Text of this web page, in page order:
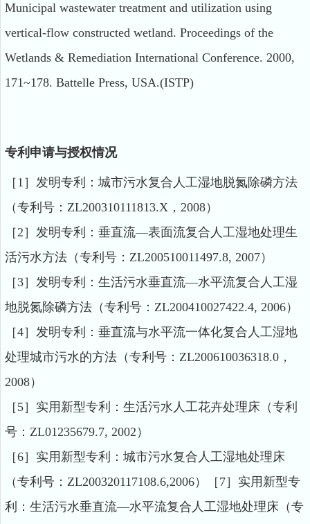
Municipal wastewater treatment and utilization using
vertical-flow constructed wetland. Proceedings of the
Wetlands & Remediation International Conference. 2000,
171~178. Battelle Press, USA.(ISTP)
专利申请与授权情况
［1］发明专利：城市污水复合人工湿地脱氮除磷方法
（专利号：ZL200310111813.X，2008）
［2］发明专利：垂直流—表面流复合人工湿地处理生
活污水方法（专利号：ZL200510011497.8, 2007）
［3］发明专利：生活污水垂直流—水平流复合人工湿
地脱氮除磷方法（专利号：ZL200410027422.4, 2006）
［4］发明专利：垂直流与水平流一体化复合人工湿地
处理城市污水的方法（专利号：ZL200610036318.0，
2008）
［5］实用新型专利：生活污水人工花卉处理床（专利
号：ZL01235679.7, 2002）
［6］实用新型专利：城市污水复合人工湿地处理床
（专利号：ZL200320117108.6,2006）［7］实用新型专
利：生活污水垂直流—水平流复合人工湿地处理床（专